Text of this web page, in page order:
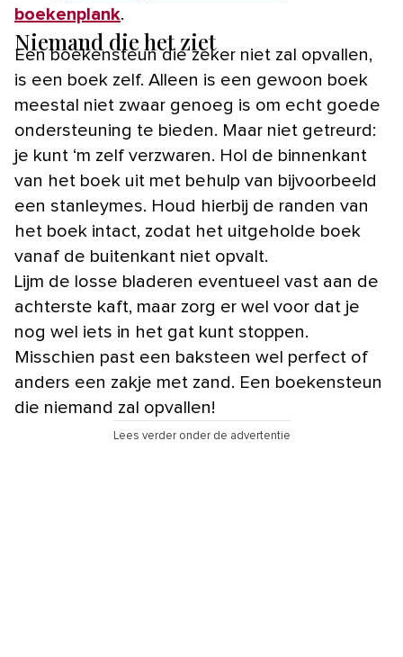
boekenplank.
Niemand die het ziet
Een boekensteun die zeker niet zal opvallen,
is een boek zelf. Alleen is een gewoon boek
meestal niet zwaar genoeg is om echt goede
ondersteuning te bieden. Maar niet getreurd:
je kunt ‘m zelf verzwaren. Hol de binnenkant
van het boek uit met behulp van bijvoorbeeld
een stanleymes. Houd hierbij de randen van
het boek intact, zodat het uitgeholde boek
vanaf de buitenkant niet opvalt.
Lijm de losse bladeren eventueel vast aan de
achterste kaft, maar zorg er wel voor dat je
nog wel iets in het gat kunt stoppen.
Misschien past een baksteen wel perfect of
anders een zakje met zand. Een boekensteun
die niemand zal opvallen!
Lees verder onder de advertentie